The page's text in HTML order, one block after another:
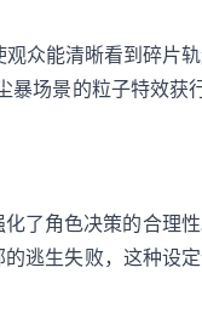
众能清晰看到碎片
暴场景的粒子特效获
了角色决策的合理
逃生失败，这种设